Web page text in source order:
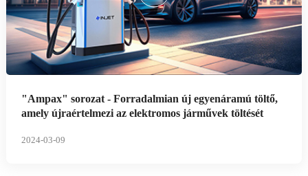
"Ampax" sorozat - Forradalmian új egyenáramú töltő,
amely újraértelmezi az elektromos járművek töltését
2024-03-09